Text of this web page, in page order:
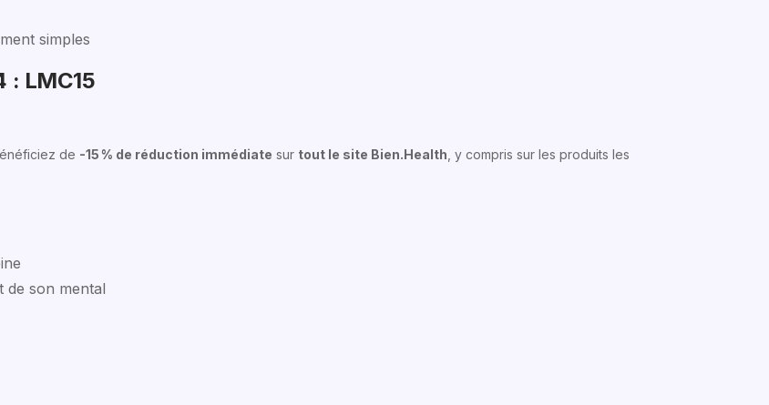
simples
: LMC15
de -15 % de réduction immédiate sur tout le site Bien.Health, y compris sur les produits les
de son mental